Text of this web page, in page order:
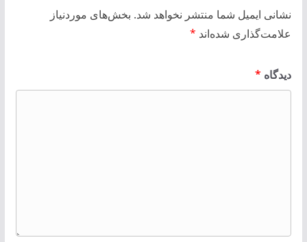
نشانی ایمیل شما منتشر نخواهد شد. بخش‌های موردنیاز
علامت‌گذاری شده‌اند *
دیدگاه *